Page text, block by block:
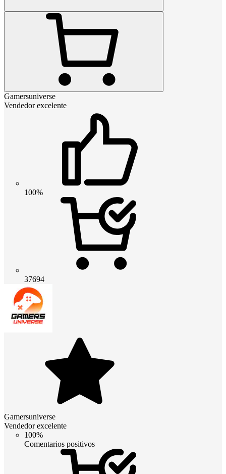
Gamersuniverse
Vendedor excelente
100%
37694
Gamersuniverse
Vendedor excelente
100%
Comentarios positivos